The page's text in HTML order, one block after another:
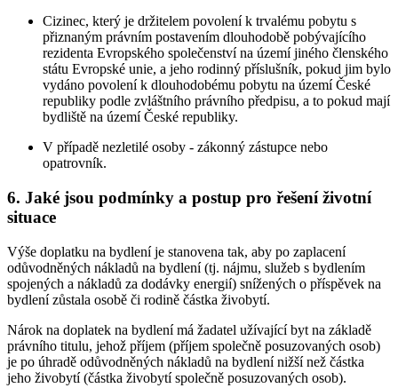
Cizinec, který je držitelem povolení k trvalému pobytu s
přiznaným právním postavením dlouhodobě pobývajícího
rezidenta Evropského společenství na území jiného členského
státu Evropské unie, a jeho rodinný příslušník, pokud jim bylo
vydáno povolení k dlouhodobému pobytu na území České
republiky podle zvláštního právního předpisu, a to pokud mají
bydliště na území České republiky.
V případě nezletilé osoby - zákonný zástupce nebo
opatrovník.
6. Jaké jsou podmínky a postup pro řešení životní
situace
Výše doplatku na bydlení je stanovena tak, aby po zaplacení
odůvodněných nákladů na bydlení (tj. nájmu, služeb s bydlením
spojených a nákladů za dodávky energií) snížených o příspěvek na
bydlení zůstala osobě či rodině částka živobytí.
Nárok na doplatek na bydlení má žadatel užívající byt na základě
právního titulu, jehož příjem (příjem společně posuzovaných osob)
je po úhradě odůvodněných nákladů na bydlení nižší než částka
jeho živobytí (částka živobytí společně posuzovaných osob).